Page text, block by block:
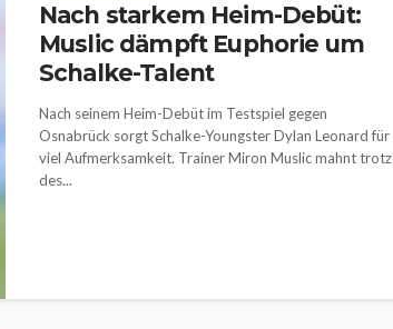
Nach starkem Heim-Debüt:
Muslic dämpft Euphorie um
Schalke-Talent
Nach seinem Heim-Debüt im Testspiel gegen
Osnabrück sorgt Schalke-Youngster Dylan Leonard für
viel Aufmerksamkeit. Trainer Miron Muslic mahnt trotz
des...